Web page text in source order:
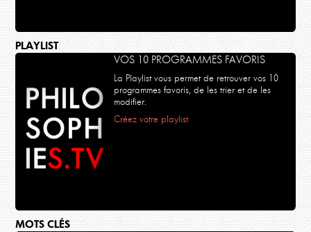
PLAYLIST
VOS 10 PROGRAMMES FAVORIS
La Playlist vous permet de retrouver vos 10
programmes favoris, de les trier et de les
modifier.
Créez votre playlist
MOTS CLÉS